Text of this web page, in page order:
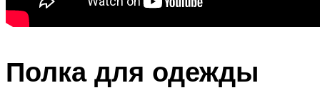
Полка для одежды